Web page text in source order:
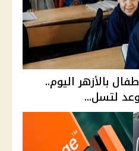
بالأزهر اليوم..
لتسل...